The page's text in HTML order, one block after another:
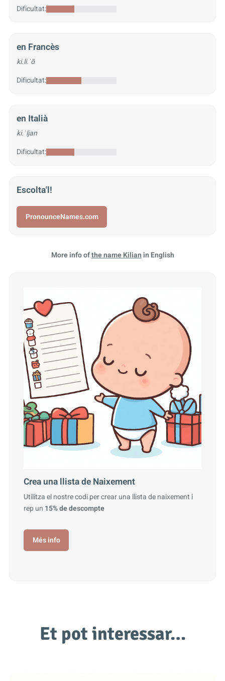
Dificultat:
en Francès
ki.li.ˈɑ̃
Dificultat:
en Italià
ki.ˈljan
Dificultat:
Escolta'l!
PronounceNames.com
More info ofthe name Kilianin English
Crea una llista de Naixement
Utilitza el nostre codi per crear una llista de naixement i
rep un 15% de descompte
Més info
Et pot interessar…